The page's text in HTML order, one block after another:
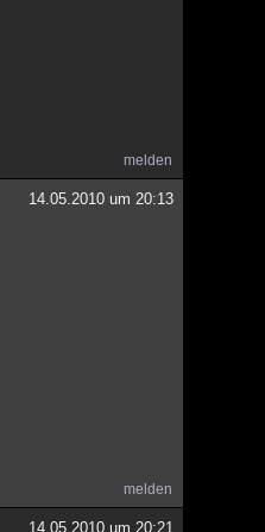
melden
14.05.2010 um 20:13
melden
14.05.2010 um 20:21